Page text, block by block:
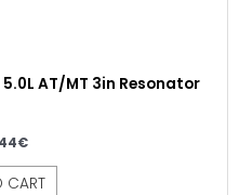
AT/MT 3in Resonator
€
CART